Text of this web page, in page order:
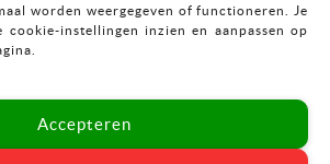
worden weergegeven of functioneren. Je
instellingen inzien en aanpassen op
Accepteren
7